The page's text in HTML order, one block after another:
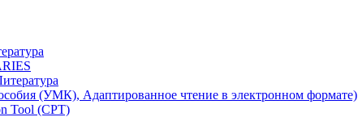
(УМК), Адаптированное чтение в электронном формате)
Tool (CPT)